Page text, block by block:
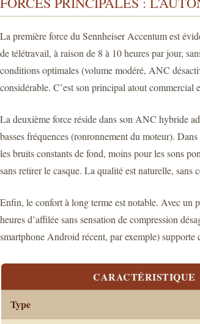
La première force du Sennheiser Accentum est
de télétravail, à raison de 8 à 10 heures par jour,
conditions optimales (volume modéré, ANC
considérable. C’est son principal atout commercial
La deuxième force réside dans son ANC hybride
basses fréquences (ronronnement du moteur).
les bruits constants de fond, moins pour les sons
sans retirer le casque. La qualité est naturelle,
Enfin, le confort à long terme est notable. Avec un
heures d’affilée sans sensation de compression
smartphone Android récent, par exemple) supporte
CARACTÉRISTIQUE
Type